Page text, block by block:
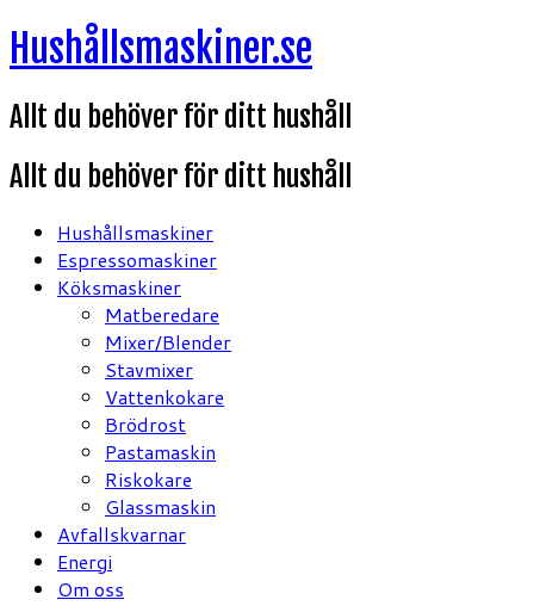
Hoppa
till
Hushållsmaskiner.se
Allt du behöver för ditt hushåll
Allt du behöver för ditt hushåll
Hushållsmaskiner
Espressomaskiner
Köksmaskiner
Matberedare
Mixer/Blender
Stavmixer
Vattenkokare
Brödrost
Pastamaskin
Riskokare
Glassmaskin
Avfallskvarnar
Energi
Om oss